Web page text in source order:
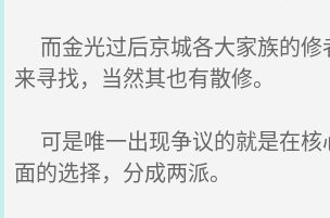
而金光过后京城各大家族的修
来寻找，当然其也有散修。
可是唯一出现争议的就是在核
面的选择，分成两派。